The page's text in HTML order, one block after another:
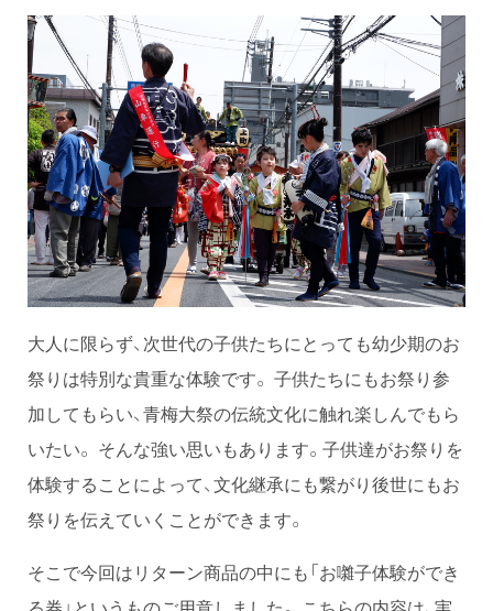
大人に限らず、次世代の子供たちにとっても幼少期のお
祭りは特別な貴重な体験です。 子供たちにもお祭り参
加してもらい、青梅大祭の伝統文化に触れ楽しんでもら
いたい。 そんな強い思いもあります。子供達がお祭りを
体験することによって、文化継承にも繋がり後世にもお
祭りを伝えていくことができます。
そこで今回はリターン商品の中にも「お囃子体験ができ